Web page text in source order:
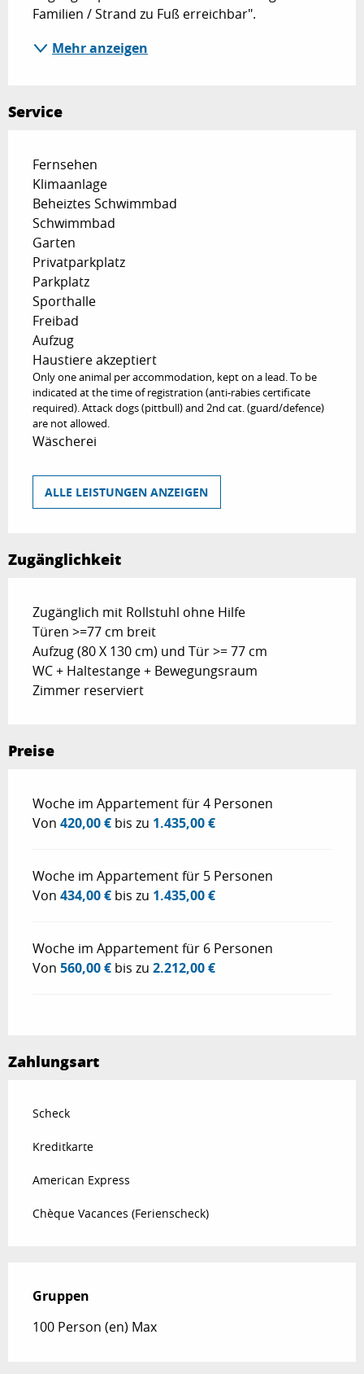
Familien / Strand zu Fuß erreichbar".
Mehr anzeigen
Service
Fernsehen
Klimaanlage
Beheiztes Schwimmbad
Schwimmbad
Garten
Privatparkplatz
Parkplatz
Sporthalle
Freibad
Aufzug
Haustiere akzeptiert
Only one animal per accommodation, kept on a lead. To be
indicated at the time of registration (anti-rabies certificate
required). Attack dogs (pittbull) and 2nd cat. (guard/defence)
are not allowed.
Wäscherei
ALLE LEISTUNGEN ANZEIGEN
Zugänglichkeit
Zugänglich mit Rollstuhl ohne Hilfe
Türen >=77 cm breit
Aufzug (80 X 130 cm) und Tür >= 77 cm
WC + Haltestange + Bewegungsraum
Zimmer reserviert
Preise
Preise 2026
Woche im Appartement für 4 Personen
Von 420,00 € bis zu 1.435,00 €
Woche im Appartement für 5 Personen
Von 434,00 € bis zu 1.435,00 €
Woche im Appartement für 6 Personen
Von 560,00 € bis zu 2.212,00 €
Zahlungsart
Scheck
Kreditkarte
American Express
Chèque Vacances (Ferienscheck)
Gruppen
Gruppen
100 Person (en) Max